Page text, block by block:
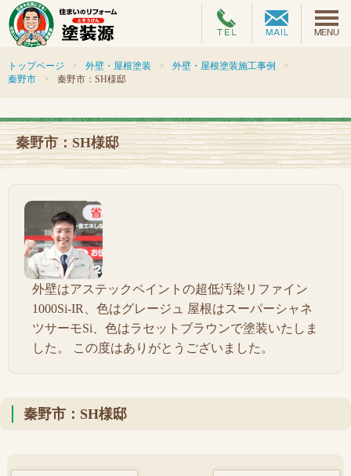
トップページ 外壁・屋根塗装
外壁・屋根塗装施工事例
秦野市
秦野市：SH様邸
秦野市：SH様邸
外壁はアステックペイントの超低汚染リファイン
1000Si-IR、色はグレージュ 屋根はスーパーシャネ
ツサーモSi、色はラセットブラウンで塗装いたしま
した。 この度はありがとうございました。
秦野市：SH様邸